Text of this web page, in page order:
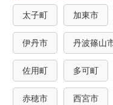
太子町 加東市
伊丹市 丹波篠山
佐用町 多可町
赤穂市 西宮市